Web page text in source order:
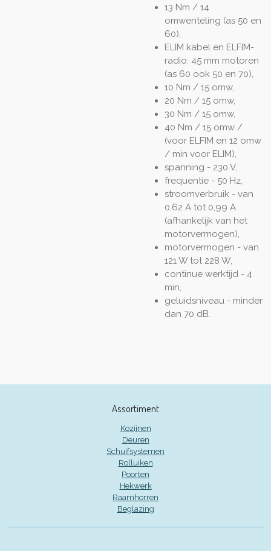
13 Nm / 14
omwenteling (as 50 en
60),
ELIM kabel en ELFIM-
radio: 45 mm motoren
(as 60 ook 50 en 70),
10 Nm / 15 omw,
20 Nm / 15 omw,
30 Nm / 15 omw,
40 Nm / 15 omw /
(voor ELFIM en 12 omw
/ min voor ELIM),
spanning - 230 V,
frequentie - 50 Hz,
stroomverbruik - van
0,62 A tot 0,99 A
(afhankelijk van het
motorvermogen),
motorvermogen - van
121 W tot 228 W,
continue werktijd - 4
min,
geluidsniveau - minder
dan 70 dB.
Assortiment
Kozijnen
Deuren
Schuifsystemen
Rolluiken
Poorten
Hekwerk
Raamhorren
Beglazing